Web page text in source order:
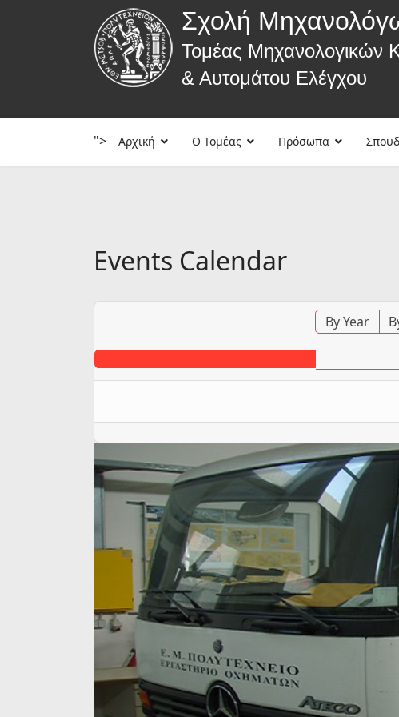
Σχολή
Τομέας Μηχανολογικών
& Αυτομάτου Ελέγχου
">
Αρχική Ο Τομέας Πρόσωπα
Events Calendar
By Year